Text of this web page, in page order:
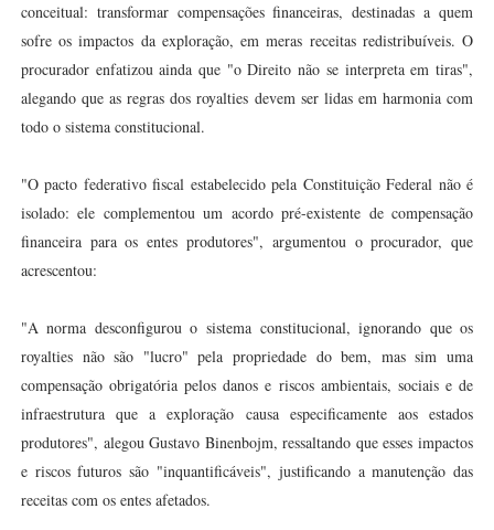
conceitual: transformar compensações financeiras, destinadas a quem
sofre os impactos da exploração, em meras receitas redistribuíveis. O
procurador enfatizou ainda que "o Direito não se interpreta em tiras",
alegando que as regras dos royalties devem ser lidas em harmonia com
todo o sistema constitucional.
"O pacto federativo fiscal estabelecido pela Constituição Federal não é
isolado: ele complementou um acordo pré-existente de compensação
financeira para os entes produtores", argumentou o procurador, que
acrescentou:
"A norma desconfigurou o sistema constitucional, ignorando que os
royalties não são "lucro" pela propriedade do bem, mas sim uma
compensação obrigatória pelos danos e riscos ambientais, sociais e de
infraestrutura que a exploração causa especificamente aos estados
produtores", alegou Gustavo Binenbojm, ressaltando que esses impactos
e riscos futuros são "inquantificáveis", justificando a manutenção das
receitas com os entes afetados.